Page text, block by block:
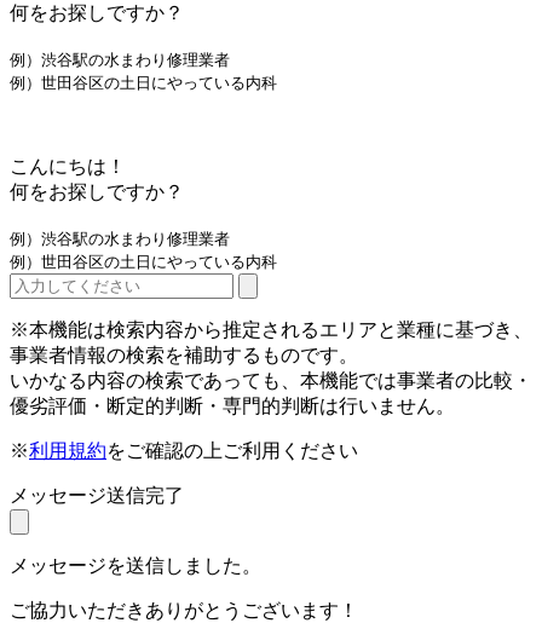
何をお探しですか？
例）渋谷駅の水まわり修理業者
例）世田谷区の土日にやっている内科
こんにちは！
何をお探しですか？
例）渋谷駅の水まわり修理業者
例）世田谷区の土日にやっている内科
※本機能は検索内容から推定されるエリアと業種に基づき、
事業者情報の検索を補助するものです。
いかなる内容の検索であっても、本機能では事業者の比較・
優劣評価・断定的判断・専門的判断は行いません。
※利用規約をご確認の上ご利用ください
メッセージ送信完了
メッセージを送信しました。
ご協力いただきありがとうございます！